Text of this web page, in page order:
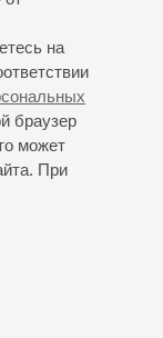
на
браузер
может
При
ре минор;
цикл на
и
фортепиано
Санкт-